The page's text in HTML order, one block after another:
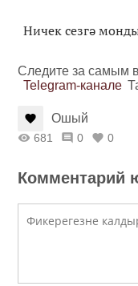
Ничек сезгә
Следите за самым
Telegram-канале
Ошый
681 0 0
Комментарий